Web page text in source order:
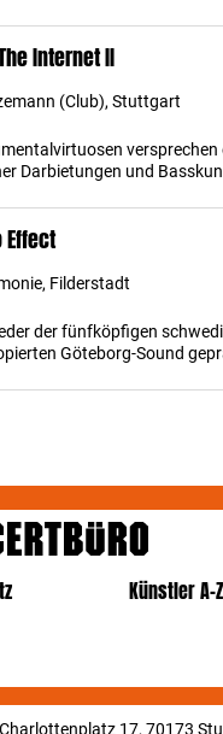
Internet II
(Club), Stuttgart
Darbietungen und
Effect
Filderstadt
der fünfköpfigen
Göteborg-Sound
Künstler A-Z
17, 70173